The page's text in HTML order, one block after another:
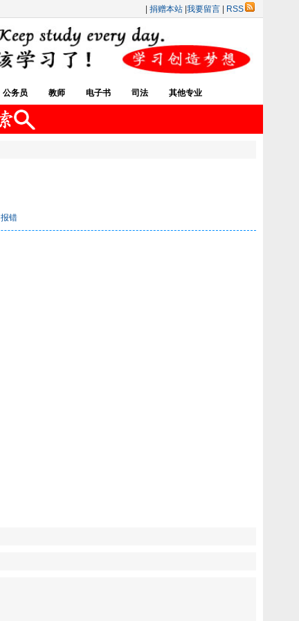
捐赠本站 我要留言 RSS
公务员 教师 电子书 司法 其他专业
报错